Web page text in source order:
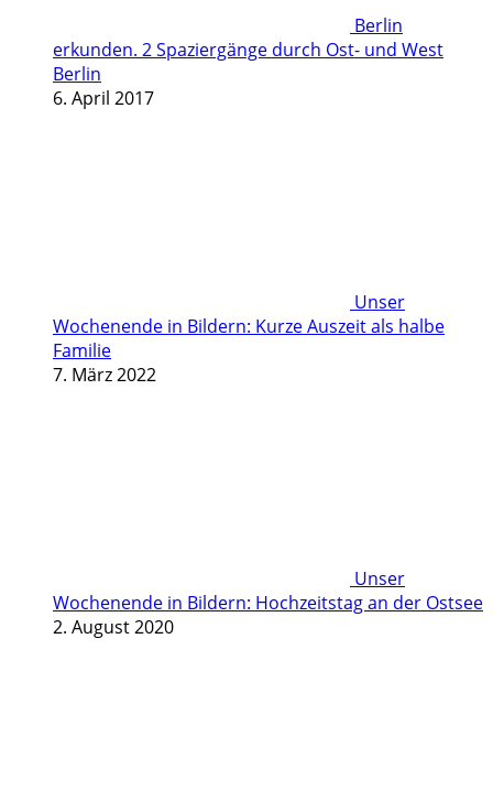
Berlin
erkunden. 2 Spaziergänge durch Ost- und West
Berlin
6. April 2017
Unser
Wochenende in Bildern: Kurze Auszeit als halbe
Familie
7. März 2022
Unser
Wochenende in Bildern: Hochzeitstag an der Ostsee
2. August 2020